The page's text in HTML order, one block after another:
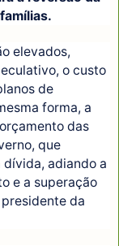
elevados,
o custo
de
forma, a
das
que
adiando a
e a superação
da